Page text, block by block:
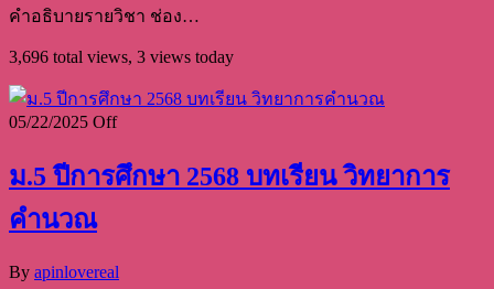
คำอธิบายรายวิชา ช่อง…
3,696 total views, 3 views today
05/22/2025 Off
ม.5 ปีการศึกษา 2568 บทเรียน วิทยาการ
คำนวณ
By apinlovereal